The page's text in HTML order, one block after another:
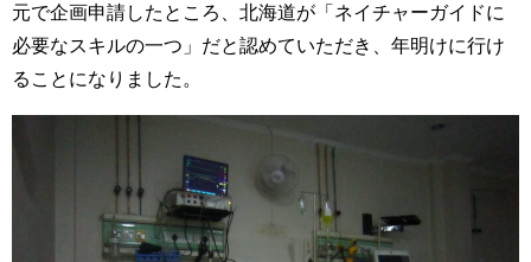
元で企画申請したところ、北海道が「ネイチャーガイドに
必要なスキルの一つ」だと認めていただき、年明けに行け
ることになりました。